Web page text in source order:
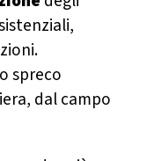
spreco
dal campo